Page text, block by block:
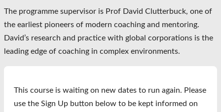
The programme supervisor is Prof David Clutterbuck, one of
the earliest pioneers of modern coaching and mentoring.
David’s research and practice with global corporations is the
leading edge of coaching in complex environments.
This course is waiting on new dates to run again. Please
use the Sign Up button below to be kept informed on